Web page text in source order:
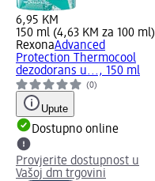
6,95 KM
150 ml (4,63 KM za 100 ml)
RexonaAdvanced
Protection Thermocool
dezodorans u..., 150 ml
(0)
Upute
Dostupno online
Provjerite dostupnost u
Vašoj dm trgovini